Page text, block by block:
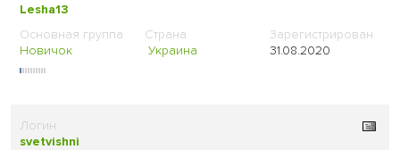
Lesha13
Новичок Украина 31.08.2020
svetvishni